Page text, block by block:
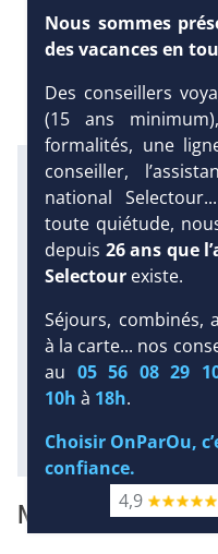
Infos météo :
27 °C
1 mm
Infos plages :
Dist.
Distance
400 m
Long.
337
Tx:13 %
Infos golfs :
dont le plus proche à
l'hôtel
NOTRE AVIS
Nous sommes
des vacances en
Des conseillers
(15 ans
formalités, une
conseiller,
national
toute quiétude,
depuis 26 ans que
Selectour existe.
Séjours, combinés,
à la carte... nos
au 05 56 08 29
10h à 18h.
Choisir OnParOu,
confiance.
4,9